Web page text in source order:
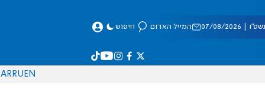
08/2026 המייל האדום חיפוש
EN
RU
AR